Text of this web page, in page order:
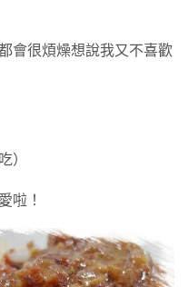
會很煩燥想說我又不喜歡
）
啦！